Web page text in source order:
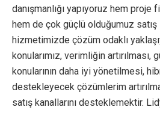
danışmanlığı yapıyoruz hem proje
hem de çok güçlü olduğumuz
hizmetimizde çözüm odaklı
konularımız, verimliğin
konularının daha iyi yönetilmesi,
destekleyecek çözümlerim
satış kanallarını desteklemektir.